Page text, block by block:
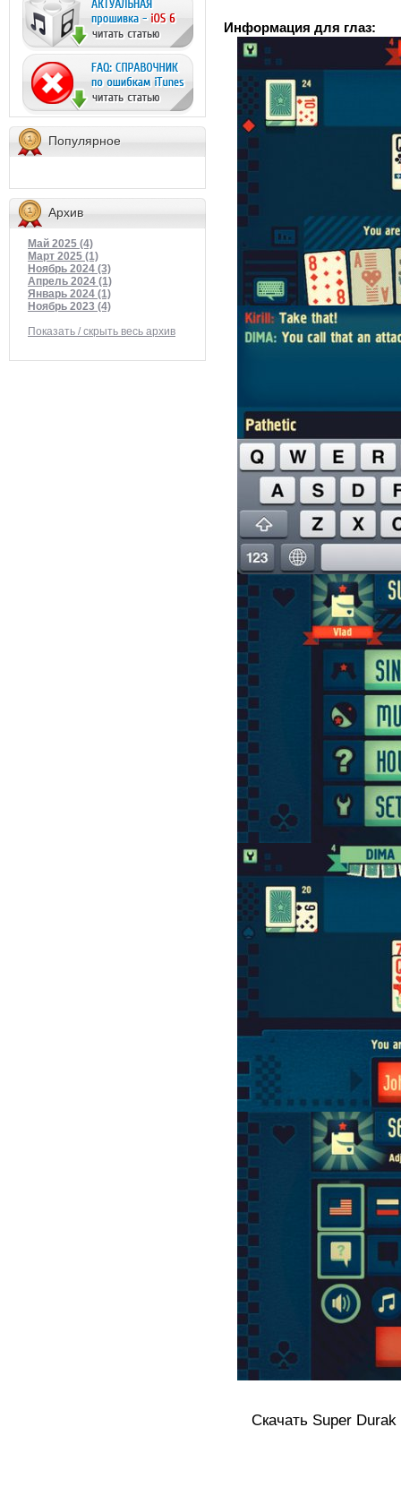
Популярное
Архив
Май 2025 (4)
Март 2025 (1)
Ноябрь 2024 (3)
Апрель 2024 (1)
Январь 2024 (1)
Ноябрь 2023 (4)
Показать / скрыть весь архив
Информация для глаз:
Скачать Super